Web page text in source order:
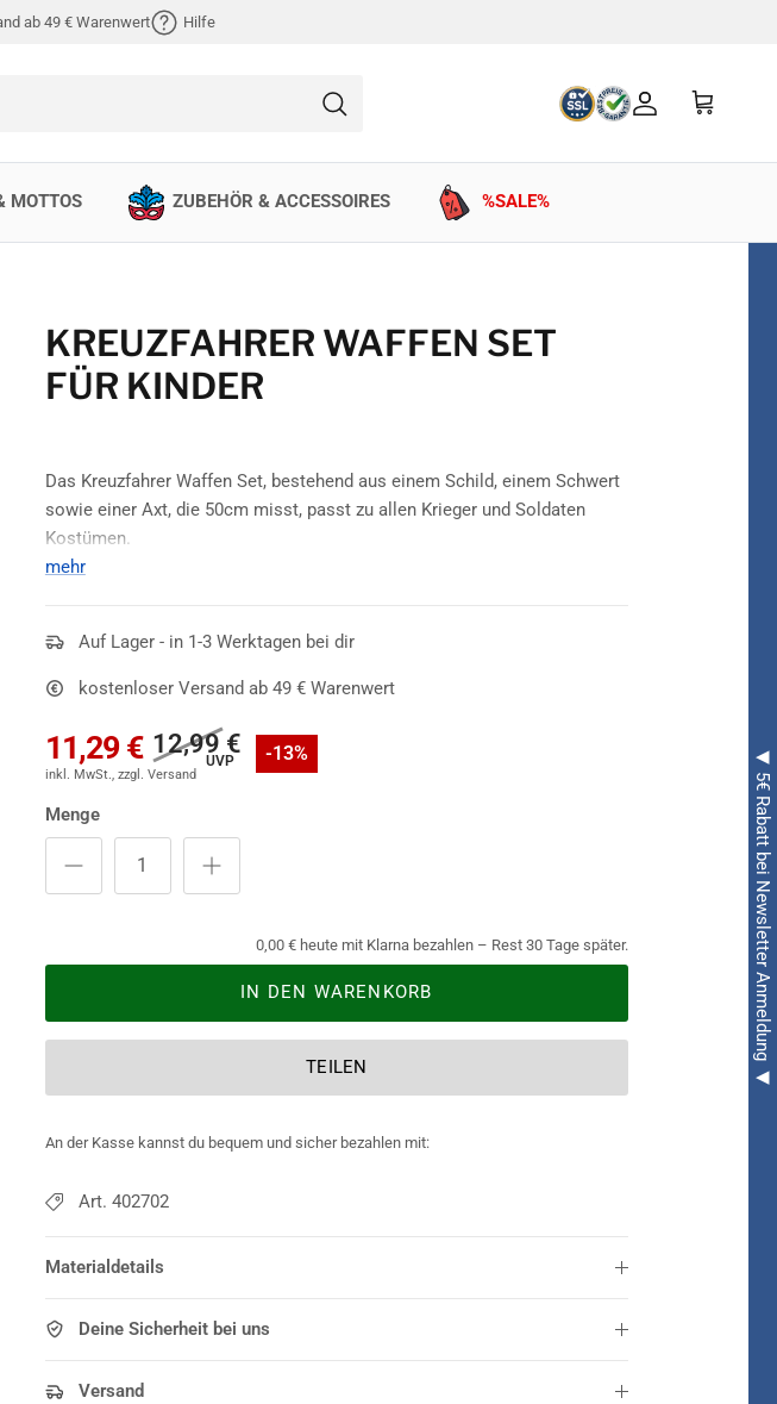
ab 49 € Warenwert Hilfe
Suchen
MOTTOS ZUBEHÖR & ACCESSOIRES %SALE%
◀ 5€ Rabatt bei Newsletter Anmeldung ◀
KREUZFAHRER WAFFEN SET
FÜR KINDER
Das Kreuzfahrer Waffen Set, bestehend aus einem Schild, einem Schwert
sowie einer Axt, die 50cm misst, passt zu allen Krieger und Soldaten
Kostümen.
Kinderlosgehen! Ritterkostüme sind immer noch ganz weit oben, auf der
Mit diesem Set ergänzt man perfekt solche Kostüme. Im Lieferumfang ist
enthalten: Ein Schwert, ein Schild und eine Axt in jeweils 50 cm Länge.
mehr
Auf Lager - in 1-3 Werktagen bei dir
kostenloser Versand ab 49 € Warenwert
11,29 € 12,99 € -13%
Menge
0,00 € heute mit Klarna bezahlen – Rest 30 Tage später.
IN DEN WARENKORB
TEILEN
An der Kasse kannst du bequem und sicher bezahlen mit:
Art. 402702
Materialdetails
Deine Sicherheit bei uns
Versand